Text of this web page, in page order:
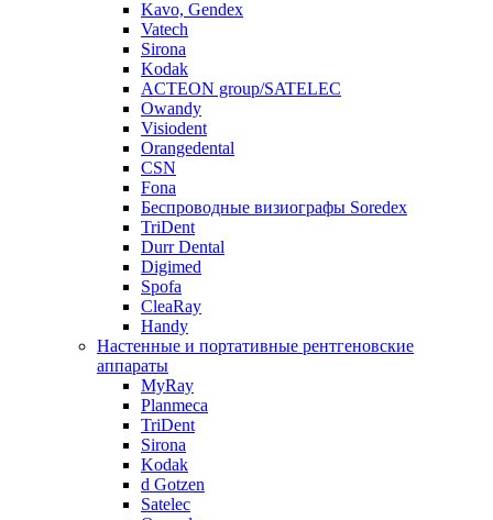
Kavo, Gendex
Vatech
Sirona
Kodak
ACTEON group/SATELEC
Owandy
Visiodent
Orangedental
CSN
Fona
Беспроводные визиографы Soredex
TriDent
Durr Dental
Digimed
Spofa
CleaRay
Handy
Настенные и портативные рентгеновские
аппараты
MyRay
Planmeca
TriDent
Sirona
Kodak
d Gotzen
Satelec